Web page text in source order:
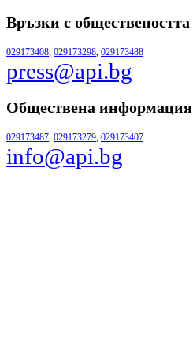
Връзки с обществеността
029173408, 029173298, 029173488
press@api.bg
Обществена информация
029173487 029173279 029173407
info@api.bg